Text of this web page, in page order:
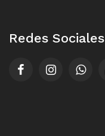
Redes Sociales